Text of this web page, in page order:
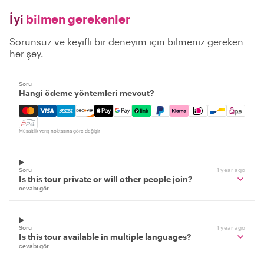
İyi bilmen gerekenler
Sorunsuz ve keyifli bir deneyim için bilmeniz gereken
her şey.
Soru
Hangi ödeme yöntemleri mevcut?
Mastercard, Visa, Amex, Discover, Apple Pay, Google
Müsaitlik varış noktasına göre değişir
Soru 1 year ago
Is this tour private or will other people join?
cevabı gör
Soru 1 year ago
Is this tour available in multiple languages?
cevabı gör